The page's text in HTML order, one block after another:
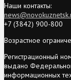
Наши контакты:
+7 (3842) 900-800
Возрастное
Регистрационный
выдано
информационных